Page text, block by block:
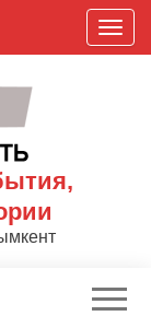
П
о
к